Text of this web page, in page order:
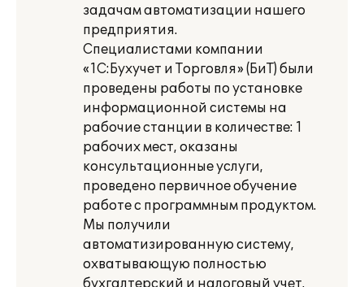
задачам автоматизации нашего
предприятия.
Специалистами компании
«1С:Бухучет и Торговля» (БиТ) были
проведены работы по установке
информационной системы на
рабочие станции в количестве: 1
рабочих мест, оказаны
консультационные услуги,
проведено первичное обучение
работе с программным продуктом.
Мы получили
автоматизированную систему,
охватывающую полностью
бухгалтерский и налоговый учет.